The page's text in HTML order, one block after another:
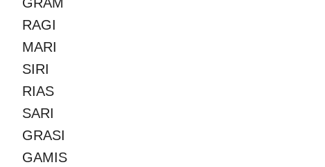
RAGI
MARI
SIRI
RIAS
SARI
GRASI
GAMIS